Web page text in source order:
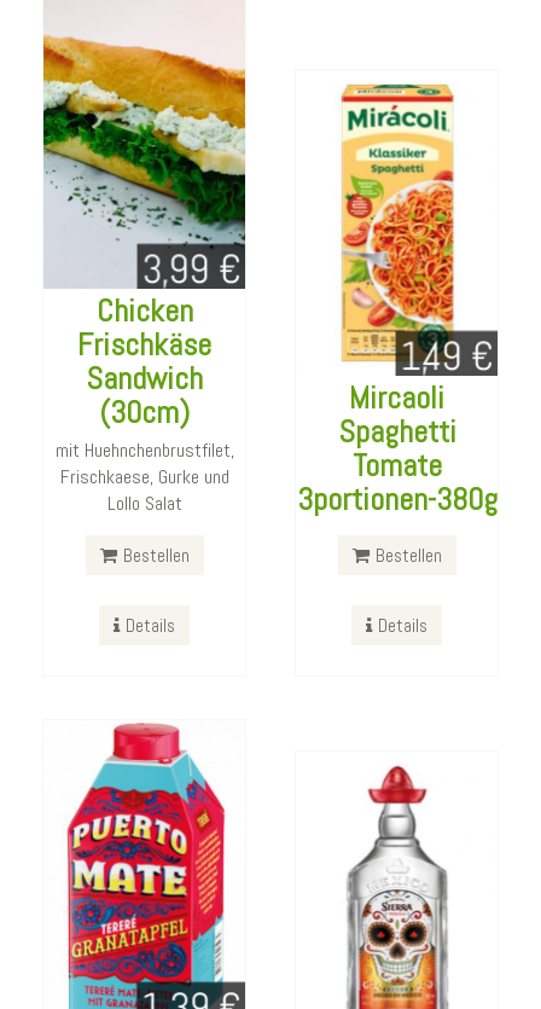
Chicken
Frischkäse
Sandwich
(30cm)
mit Huehnchenbrustfilet,
Frischkaese, Gurke und
Lollo Salat
Bestellen
Details
Mircaoli
Spaghetti
Tomate
3portionen-380g
Bestellen
Details
Puerto Mate
Granatapfel
500ml
Sierra Tequila
Silver 700ml
Bestellen